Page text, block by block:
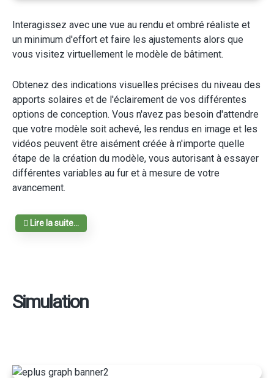
Interagissez avec une vue au rendu et ombré réaliste et
un minimum d'effort et faire les ajustements alors que
vous visitez virtuellement le modèle de bâtiment.
Obtenez des indications visuelles précises du niveau des
apports solaires et de l'éclairement de vos différentes
options de conception. Vous n'avez pas besoin d'attendre
que votre modèle soit achevé, les rendus en image et les
vidéos peuvent être aisément créée à n'importe quelle
étape de la création du modèle, vous autorisant à essayer
différentes variables au fur et à mesure de votre
avancement.
Lire la suite...
Simulation